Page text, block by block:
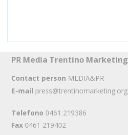
PR Media Trentino Marketing
Contact person MEDIA&PR
E-mail press@trentinomarketing.org
Telefono 0461 219386
Fax 0461 219402